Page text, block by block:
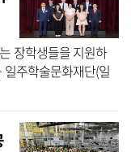
장학생들을 지원하
일주학술문화재단(일
34기 해외 박사 장